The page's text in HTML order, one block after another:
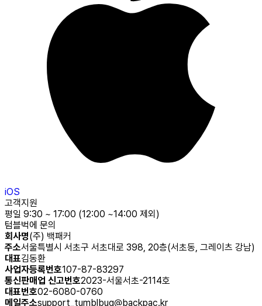
iOS
고객지원
평일 9:30 ~ 17:00 (12:00 ~14:00 제외)
텀블벅에 문의
회사명(주) 백패커
주소서울특별시 서초구 서초대로 398, 20층(서초동, 그레이츠 강남)
대표김동환
사업자등록번호107-87-83297
통신판매업 신고번호2023-서울서초-2114호
대표번호02-6080-0760
메일주소support_tumblbug@backpac.kr